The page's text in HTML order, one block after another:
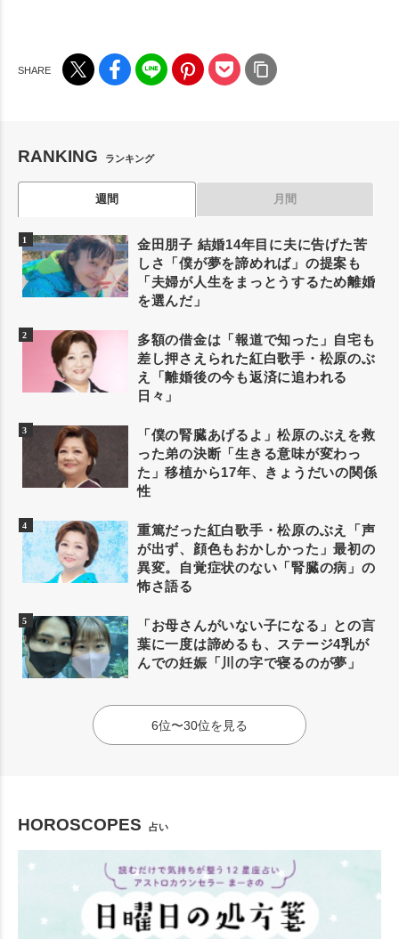
RANKING ランキング
週間 月間
金田朋子 結婚14年目に夫に告げた苦
しさ「僕が夢を諦めれば」の提案も
「夫婦が人生をまっとうするため離婚
を選んだ」
多額の借金は「報道で知った」自宅も
差し押さえられた紅白歌手・松原のぶ
え「離婚後の今も返済に追われる
日々」
「僕の腎臓あげるよ」松原のぶえを救
った弟の決断「生きる意味が変わっ
た」移植から17年、きょうだいの関係
性
重篤だった紅白歌手・松原のぶえ「声
が出ず、顔色もおかしかった」最初の
異変。自覚症状のない「腎臓の病」の
怖さ語る
「お母さんがいない子になる」との言
葉に一度は諦めるも、ステージ4乳が
んでの妊娠「川の字で寝るのが夢」
6位〜30位を見る
HOROSCOPES 占い